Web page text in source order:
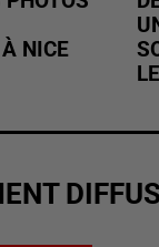
NICE